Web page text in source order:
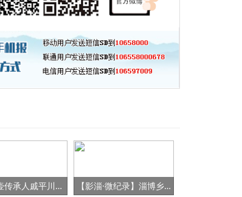
龙泉铁壶传承人戚平川的“守艺”之路 【影淄·微纪录】淄博乡村女书记的“变形记”